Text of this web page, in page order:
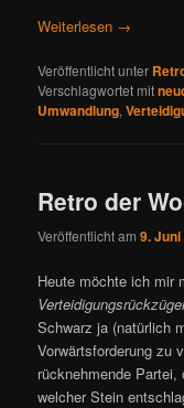
Weiterlesen →
Veröffentlicht unter
Verschlagwortet mit
Umwandlung,
Retro der
Veröffentlicht am9.
Heute möchte ich mir
Schwarz ja (natürlich
Vorwärtsforderung zu
rücknehmende
welcher Stein